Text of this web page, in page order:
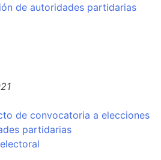
de autoridades partidarias
de convocatoria a elecciones
partidarias